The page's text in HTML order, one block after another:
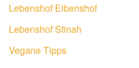
Lebenshof Eibenshof
Lebenshof Stinah
Vegane Tipps